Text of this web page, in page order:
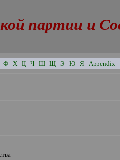
партии и
Ф Х Ц Ч Ш Щ Э Ю Я Appendix